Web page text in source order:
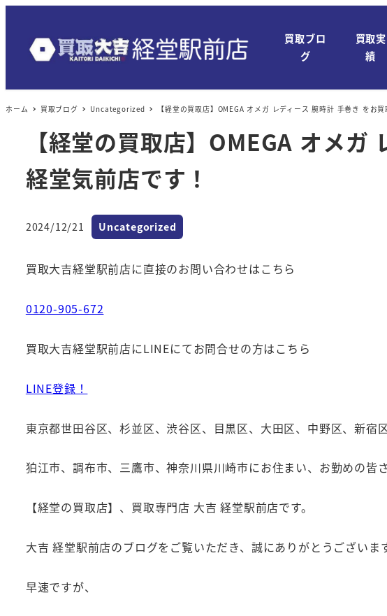
買取ブロ
グ
買取実
績
ホーム 買取ブログ Uncategorized 【経堂の買取店】OMEGA オメガ レディース 腕時計 手巻き をお
【経堂の買取店】OMEGA オメ
経堂気前店です！
投稿日
2024/12/21 カテゴリー
Uncategorized
買取大吉経堂駅前店に直接のお問い合わせはこちら
0120-905-672
買取大吉経堂駅前店にLINEにてお問合せの方はこちら
LINE登録！
東京都世田谷区、杉並区、渋谷区、目黒区、大田区、中野区、新宿
狛江市、調布市、三鷹市、神奈川県川崎市にお住まい、お勤めの皆
【経堂の買取店】、買取専門店 大吉 経堂駅前店です。
大吉 経堂駅前店のブログをご覧いただき、誠にありがとうございます
早速ですが、